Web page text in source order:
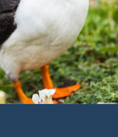
09 70 71 80 00
Galles et